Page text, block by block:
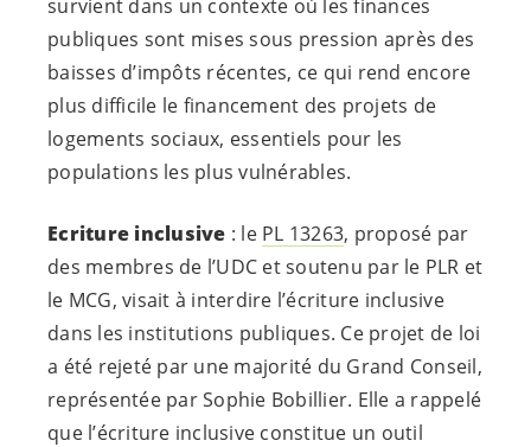
survient dans un contexte où les finances
publiques sont mises sous pression après des
baisses d’impôts récentes, ce qui rend encore
plus difficile le financement des projets de
logements sociaux, essentiels pour les
populations les plus vulnérables.
Ecriture inclusive : le PL 13263, proposé par
des membres de l’UDC et soutenu par le PLR et
le MCG, visait à interdire l’écriture inclusive
dans les institutions publiques. Ce projet de loi
a été rejeté par une majorité du Grand Conseil,
représentée par Sophie Bobillier. Elle a rappelé
que l’écriture inclusive constitue un outil